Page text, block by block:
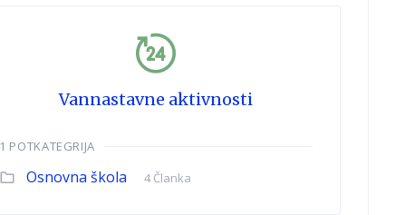
Vannastavne aktivnosti
1 POTKATEGRIJA
Osnovna škola 4 Članka